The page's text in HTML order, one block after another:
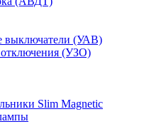
выключатели (УАВ)
отключения (УЗО)
Slim Magnetic